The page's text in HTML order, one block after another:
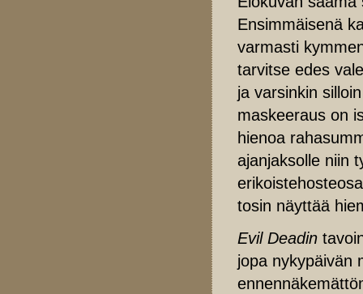
Ensimmäisenä
varmasti
tarvitse edes
ja varsinkin
maskeeraus on
hienoa
ajanjaksolle niin
tosin näyttää
Evil Deadin
jopa nykypäivän